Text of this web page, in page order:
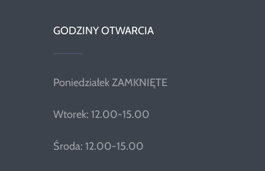
GODZINY OTWARCIA
Poniedziałek ZAMKNIĘTE
Wtorek: 12.00-15.00
Środa: 12.00-15.00